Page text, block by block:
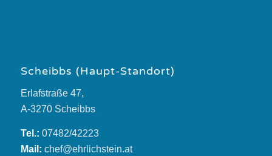
Scheibbs (Haupt-Standort)
Erlafstraße 47,
A-3270 Scheibbs
Tel.: 07482/42223
Mail: chef@ehrlichstein.at